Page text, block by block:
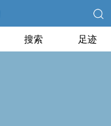
搜索 足迹